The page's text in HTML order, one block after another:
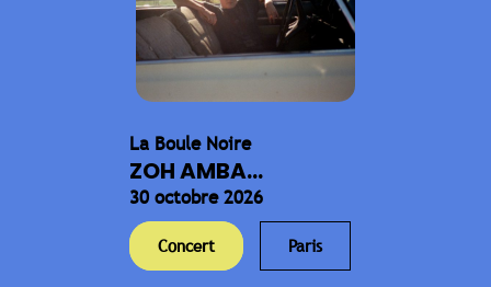
La Boule Noire
ZOH AMBA...
30 octobre 2026
Concert Paris